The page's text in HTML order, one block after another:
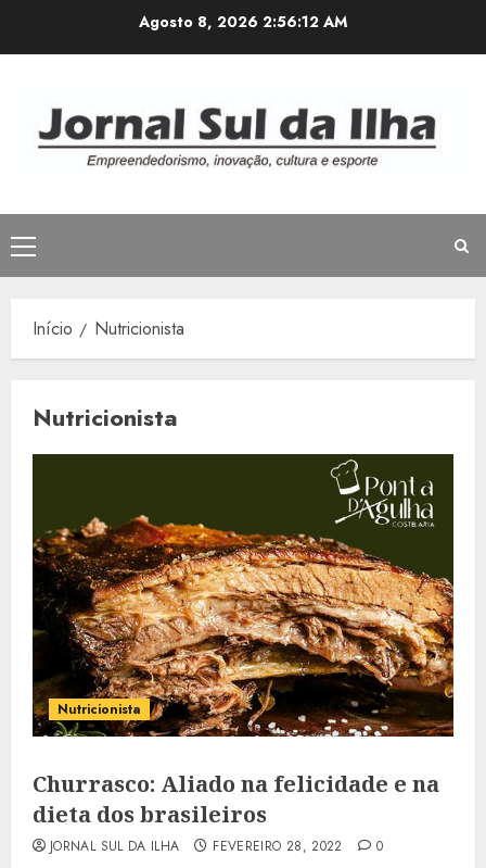
Agosto 8, 2026 2:56:12 AM
Menu
principal
Início Nutricionista
Nutricionista
Nutricionista
Churrasco: Aliado na felicidade e na
dieta dos brasileiros
JORNAL SUL DA ILHA FEVEREIRO 28, 2022 0